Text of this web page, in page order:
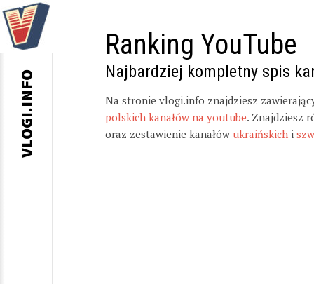
Ranking YouTube
Najbardziej kompletny spis
Na stronie vlogi.info znajdziesz
polskich kanałów na youtube. Znajdziesz
oraz zestawienie kanałów ukraińskich i
VLOGI.INFO